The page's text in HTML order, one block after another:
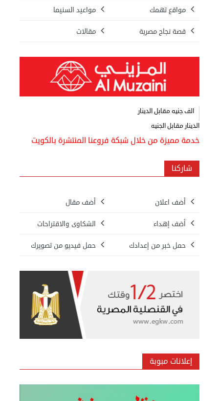
مواقع تهمك مواعيد السنيما
قصة نجاح مصرية مقالات
الف جنيه مقابل الدينار
الدينار مقابل الجنيه
خدمة مميزة من خلال شبكة فروعنا المنتشرة بالكويت
شاركنا
أضف اعلان أضف مقال
أضف إهداء الشكاوى والاقتراحات
حمل خبر من إعدادك حمل فيديو من تصويرك
إعلانات مبوبة
بيع ساعة تيسوت